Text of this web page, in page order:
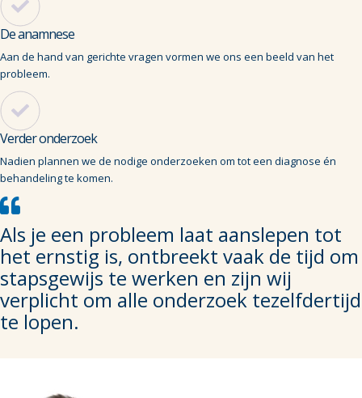
De anamnese
Aan de hand van gerichte vragen vormen we ons een beeld van het
probleem.
Verder onderzoek
Nadien plannen we de nodige onderzoeken om tot een diagnose én
behandeling te komen.
Als je een probleem laat aanslepen tot
het ernstig is, ontbreekt vaak de tijd om
stapsgewijs te werken en zijn wij
verplicht om alle onderzoek tezelfdertijd
te lopen.